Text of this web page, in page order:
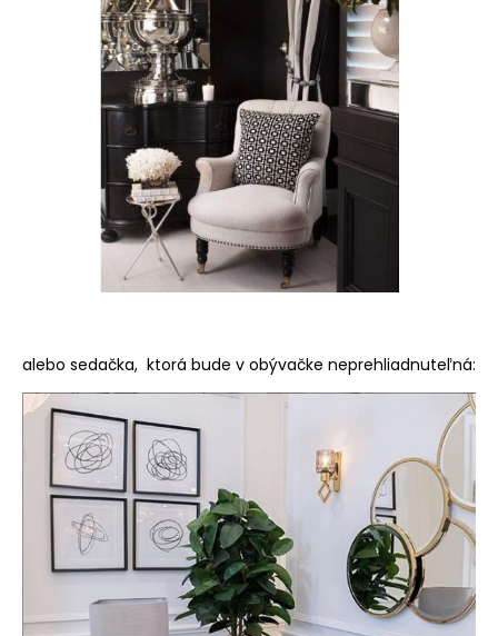
alebo sedačka, ktorá bude v obývačke neprehliadnuteľná: